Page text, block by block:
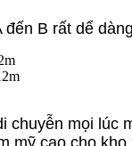
B rất dể
mọi lúc
mỹ cao cho